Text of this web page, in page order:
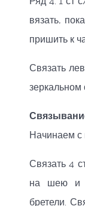
вязать,
пришить к
Связать
зеркальном
Начинаем с
Связать 4
на шею и
бретели.